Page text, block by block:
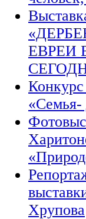
ЕВРЕИ
«Семья-
Хрупова